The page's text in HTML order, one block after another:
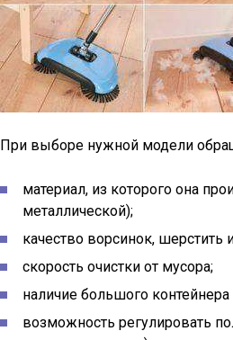
При выборе нужной модели
материал, из которого она
металлической);
качество ворсинок,
скорость очистки от мусора;
наличие большого
возможность регулировать